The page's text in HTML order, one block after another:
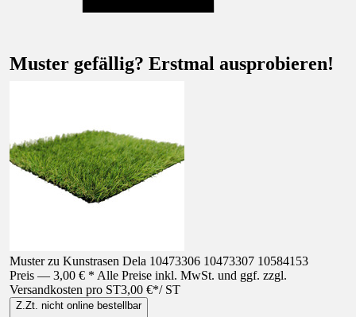
Muster gefällig? Erstmal ausprobieren!
Muster zu Kunstrasen Dela 10473306 10473307 10584153
Preis — 3,00 € * Alle Preise inkl. MwSt. und ggf. zzgl.
Versandkosten pro ST3,00 €*/ ST
Z.Zt. nicht online bestellbar